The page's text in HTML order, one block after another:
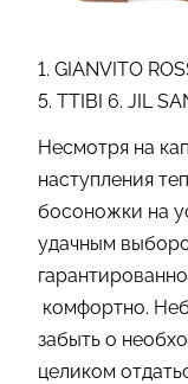
1. GIANVITO
5. TTIBI 6. JIL
Несмотря на
наступления
босоножки на
удачным
комфортно.
забыть о
целиком